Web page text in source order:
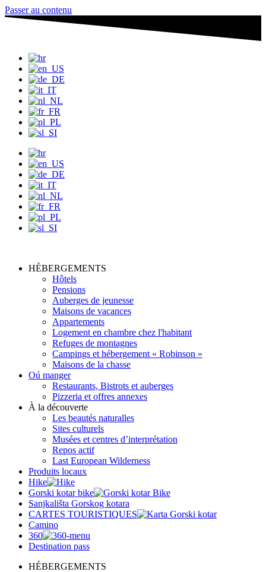
Passer au contenu
HÉBERGEMENTS
Hôtels
Pensions
Auberges de jeunesse
Maisons de vacances
Appartements
Logement en chambre chez l'habitant
Refuges de montagnes
Campings et hébergement « Robinson »
Maisons de la chasse
Oú manger
Restaurants, Bistrots et auberges
Pizzeria et offres annexes
À la découverte
Les beautés naturalles
Sites culturels
Musées et centres d’interprétation
Repos actif
Last European Wilderness
Produits locaux
Hike
Gorski kotar bike
Sanjkališta Gorskog kotara
CARTES TOURISTIQUES
Camino
360
Destination pass
HÉBERGEMENTS